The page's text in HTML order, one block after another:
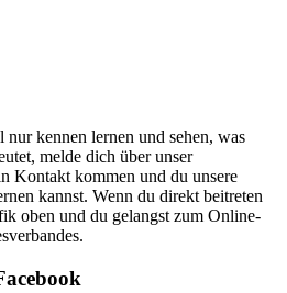
kennen lernen und sehen, was
melde dich über unser
Kontakt kommen und du unsere
kannst. Wenn du direkt beitreten
oben und du gelangst zum Online-